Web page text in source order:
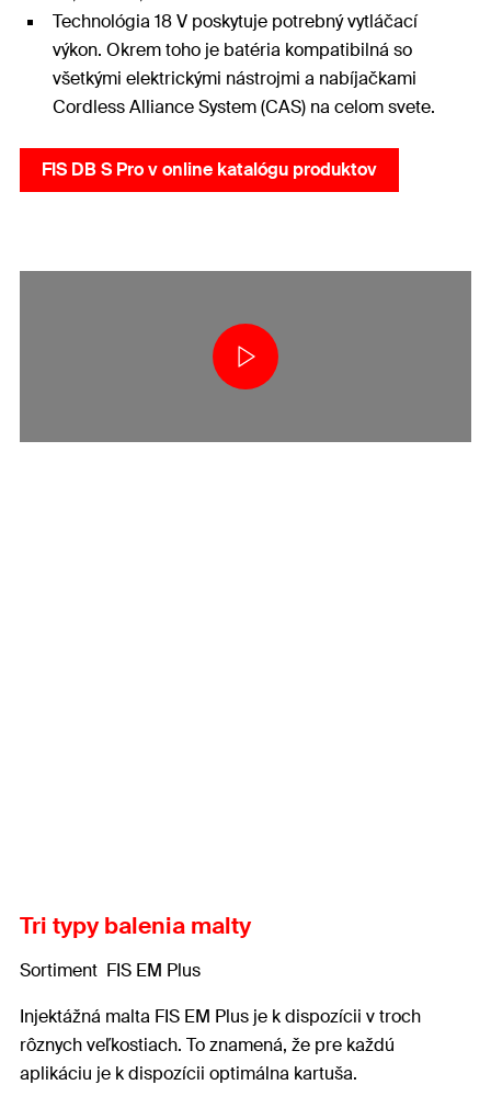
Technológia 18 V poskytuje potrebný vytláčací
výkon. Okrem toho je batéria kompatibilná so
všetkými elektrickými nástrojmi a nabíjačkami
Cordless Alliance System (CAS) na celom svete.
FIS DB S Pro v online katalógu produktov
Tri typy balenia malty
Sortiment FIS EM Plus
Injektážná malta FIS EM Plus je k dispozícii v troch
rôznych veľkostiach. To znamená, že pre každú
aplikáciu je k dispozícii optimálna kartuša.